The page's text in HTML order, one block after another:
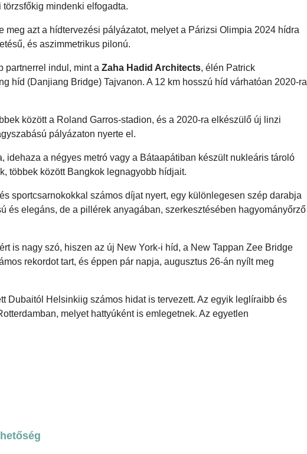
mindenki elfogadta.
meg azt a hídtervezési pályázatot, melyet a Párizsi Olimpia 2024 hídra
és aszimmetrikus pilonú.
partnerrel indul, mint a Zaha Hadid Architects, élén Patrick
híd (Danjiang Bridge) Tajvanon. A 12 km hosszú híd várhatóan 2020-ra
között a Roland Garros-stadion, és a 2020-ra elkészülő új linzi
pályázaton nyerte el.
idehaza a négyes metró vagy a Bátaapátiban készült nukleáris tároló
többek között Bangkok legnagyobb hídjait.
sportcsarnokokkal számos díjat nyert, egy különlegesen szép darabja
és elegáns, de a pillérek anyagában, szerkesztésében hagyományőrző
is nagy szó, hiszen az új New York-i híd, a New Tappan Zee Bridge
rekordot tart, és éppen pár napja, augusztus 26-án nyílt meg
Dubaitól Helsinkiig számos hidat is tervezett. Az egyik leglíraibb és
melyet hattyúként is emlegetnek. Az egyetlen